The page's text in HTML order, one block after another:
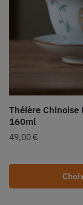
Théière Chinoise
160ml
49,00 €